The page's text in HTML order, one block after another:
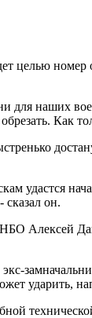
целью
для наших
Как
сказал он.
Алексей
ударить,